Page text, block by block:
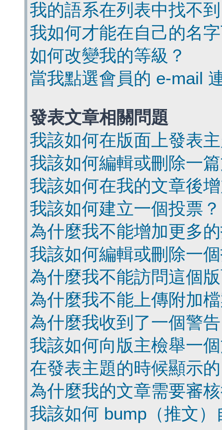
我的語系在列表中找不
我如何才能在自己的名
如何改變我的等級？
當我點選會員的 e-mail
發表文章相關問題
我該如何在版面上發表
我該如何編輯或刪除一
我該如何在我的文章後
我該如何建立一個投票？
為什麼我不能增加更多
我該如何編輯或刪除一
為什麼我不能訪問這個
為什麼我不能上傳附加
為什麼我收到了一個警
我該如何向版主檢舉一
在發表主題的時候顯示
為什麼我的文章需要審
我該如何 bump（推文